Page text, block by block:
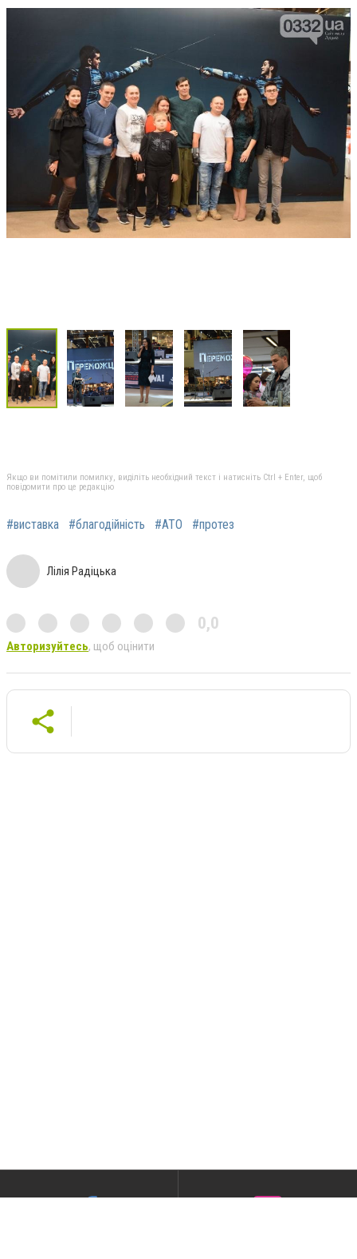
Якщо ви помітили помилку, виділіть необхідний текст і натисніть Ctrl + Enter, щоб
повідомити про це редакцію
#виставка #благодійність #АТО #протез
Лілія Радіцька
0,0
Авторизуйтесь, щоб оцінити